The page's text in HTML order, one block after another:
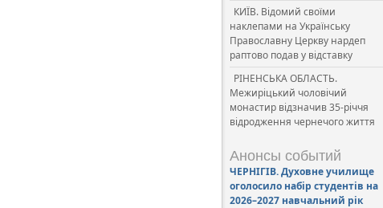
КИЇВ. Відомий своїми
наклепами на Українську
Православну Церкву нардеп
раптово подав у відставку
РІНЕНСЬКА ОБЛАСТЬ.
Межиріцький чоловічий
монастир відзначив 35-річчя
відродження чернечого життя
Анонсы событий
ЧЕРНІГІВ. Духовне училище
оголосило набір студентів на
2026–2027 навчальний рік